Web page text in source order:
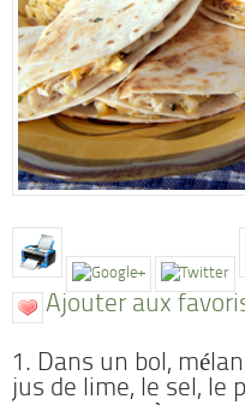
Ajouter aux
1. Dans un bol,
jus de lime, le sel, le